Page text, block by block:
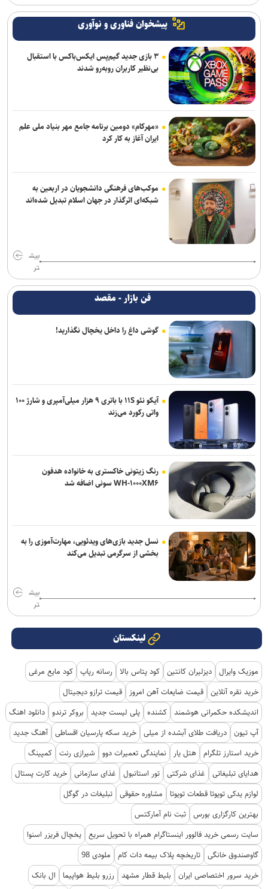
پیشخوان فناوری و نوآوری
۳ بازی جدید گیم‌پس ایکس‌باکس با استقبال
بی‌نظیر کاربران روبه‌رو شدند
«مهرکام» دومین برنامه جامع مهر بنیاد ملی علم
ایران آغاز به کار کرد
موکب‌های فرهنگی دانشجویان در اربعین به
شبکه‌ای اثرگذار در جهان اسلام تبدیل شده‌اند
بیش
تر
فن بازار - مقصد
گوشی داغ را داخل یخچال نگذارید!
آیکو نئو ۱۱S با باتری ۹ هزار میلی‌آمپری و شارژ ۱۰۰
واتی رکورد می‌زند
رنگ زیتونی خاکستری به خانواده هدفون
WH-۱۰۰۰XM۶ سونی اضافه شد
نسل جدید بازی‌های ویدئویی، مهارت‌آموزی را به
بخشی از سرگرمی تبدیل می‌کند
بیش
تر
لینکستان
موزیک وایرال دیزلیران کانتین کود پتاس بالا رسانه رپاپ کود مایع مرغی
خرید نقره آنلاین قیمت ضایعات آهن امروز
قیمت ترازو دیجیتال
اندیشکده حکمرانی هوشمند کشنده پلی لیست جدید بروکر ترندو دانلود اهنگ
آپ تیون دریافت طلای آبشده از میلی خرید سکه پارسیان اقساطی آهنگ جدید
خرید استارز تلگرام هتل یار نمایندگی تعمیرات دوو شیرازی رنت کمپینگ
هدایای تبلیغاتی
غذای شرکتی تور استانبول غذای سازمانی خرید کارت پستال
لوازم یدکی تویوتا قطعات تویوتا
مشاوره حقوقی تبلیغات در گوگل
بهترین کارگزاری بورس ثبت نام آمارکتس
سایت رسمی خرید فالوور اینستاگرام همراه با تحویل سریع یخچال فریزر اسنوا
گاوصندوق خانگی تاریخچه پلاک بیمه دات کام
ملودی 98
خرید سرور اختصاصی ایران
بلیط قطار مشهد رزرو بلیط هواپیما ال بانک